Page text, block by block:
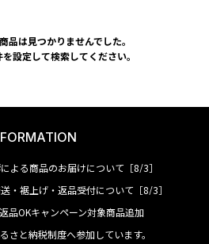
品は見つかりませんでした。
設定して検索してください。
よる商品のお届けについて［8/3］
・裾上げ・返品受付について［8/3］
返品OKキャンペーン対象商品追加
さと納税制度へ参加しています。